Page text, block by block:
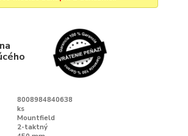
8008984840638
ks
Mountfield
2-taktný